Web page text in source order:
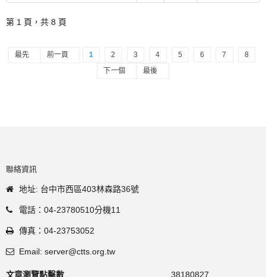
第 1 頁，共 8 頁
最先 前一頁 1 2 3 4 5 6 7
8
下一個
最後
聯絡資訊
地址: 台中市西區403林森路36號
電話：04-23780510分機11
傳真：04-23753052
Email: server@ctts.org.tw
文章瀏覽點擊數 38180827